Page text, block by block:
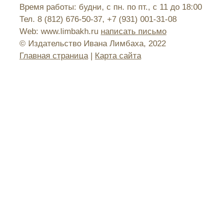
Время работы: будни, с пн. по пт., с 11 до 18:00
Тел. 8 (812) 676-50-37, +7 (931) 001-31-08
Web: www.limbakh.ru написать письмо
© Издательство Ивана Лимбаха, 2022
Главная страница| Карта сайта